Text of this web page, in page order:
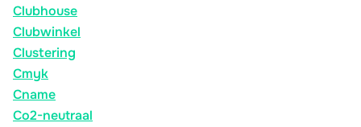
Clubhouse
Clubwinkel
Clustering
Cmyk
Cname
Co2-neutraal